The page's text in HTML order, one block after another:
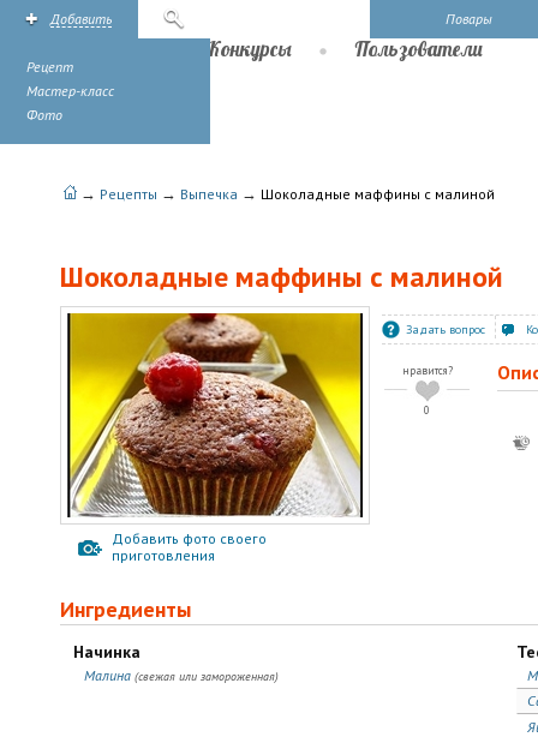
Повары
Добавить
Рецепт
Мастер-класс
Фото
Конкурсы Пользователи
→ Рецепты → Выпечка → Шоколадные маффины с малиной
Шоколадные маффины с малиной
Добавить фото своего
приготовления
Задать вопрос
нравится?
0
Ингредиенты
Начинка
Малина (свежая или замороженная)